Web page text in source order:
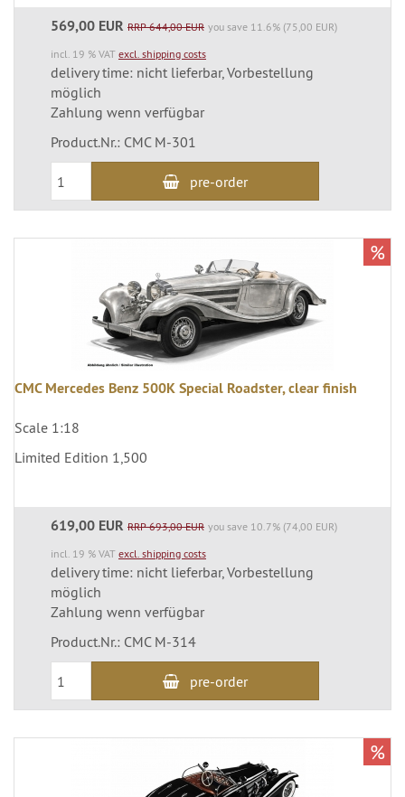
569,00 EUR RRP 644,00 EUR you save 11.6% (75,00 EUR)
incl. 19 % VAT excl. shipping costs
delivery time: nicht lieferbar, Vorbestellung
möglich
Zahlung wenn verfügbar
Product.Nr.: CMC M-301
pre-order
CMC Mercedes Benz 500K Special Roadster, clear finish
Scale 1:18
Limited Edition 1,500
619,00 EUR RRP 693,00 EUR you save 10.7% (74,00 EUR)
incl. 19 % VAT excl. shipping costs
delivery time: nicht lieferbar, Vorbestellung
möglich
Zahlung wenn verfügbar
Product.Nr.: CMC M-314
pre-order
%
%